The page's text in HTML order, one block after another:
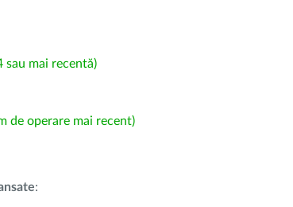
sau mai recentă)
de operare mai recent)
: